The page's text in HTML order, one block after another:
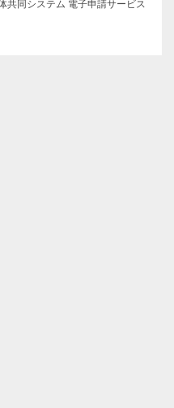
共同システム 電子申請サービス